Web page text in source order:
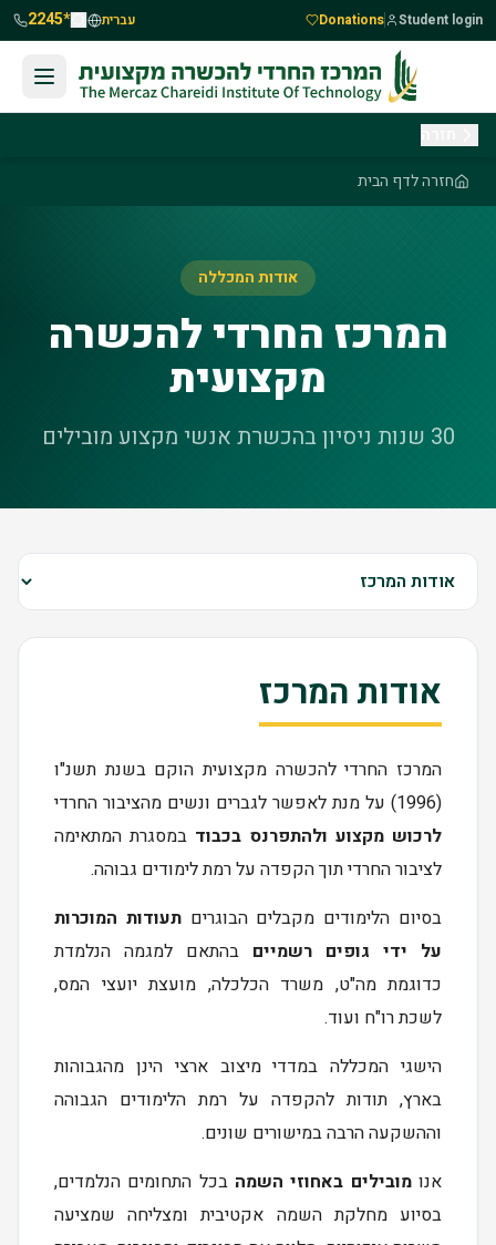
דלג לתוכן העיקרי 2245* עברית Donations Student login
חזרה לדף הבית
אודות המכללה
המרכז החרדי להכשרה
מקצועית
30 שנות ניסיון בהכשרת אנשי מקצוע מובילים
אודות המרכז
המרכז החרדי להכשרה מקצועית הוקם בשנת תשנ"ו
(1996) על מנת לאפשר לגברים ונשים מהציבור החרדי
לרכוש מקצוע ולהתפרנס בכבוד במסגרת המתאימה
לציבור החרדי תוך הקפדה על רמת לימודים גבוהה.
בסיום הלימודים מקבלים הבוגריםתעודות המוכרות
על ידי גופים רשמיים בהתאם למגמה הנלמדת
כדוגמת מה"ט, משרד הכלכלה, מועצת יועצי המס,
לשכת רו"ח ועוד.
הישגי המכללה במדדי מיצוב ארצי הינן מהגבוהות
בארץ, תודות להקפדה על רמת הלימודים הגבוהה
וההשקעה הרבה במישורים שונים.
אנומובילים באחוזי השמה בכל התחומים הנלמדים,
בסיוע מחלקת השמה אקטיבית ומצליחה שמציעה